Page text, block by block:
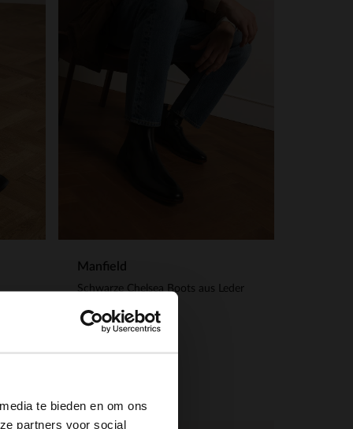
te bieden en om ons
partners voor social
Manfield
Schwarze Chelsea Boots aus Leder
139.99